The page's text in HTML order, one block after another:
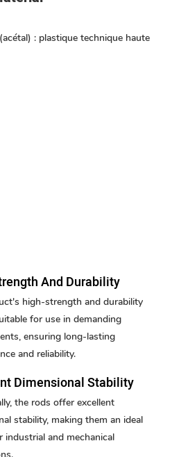
And Durability
high-strength and durability
for use in demanding
ensuring long-lasting
and reliability.
Dimensional Stability
the rods offer excellent
stability, making them an ideal
industrial and mechanical